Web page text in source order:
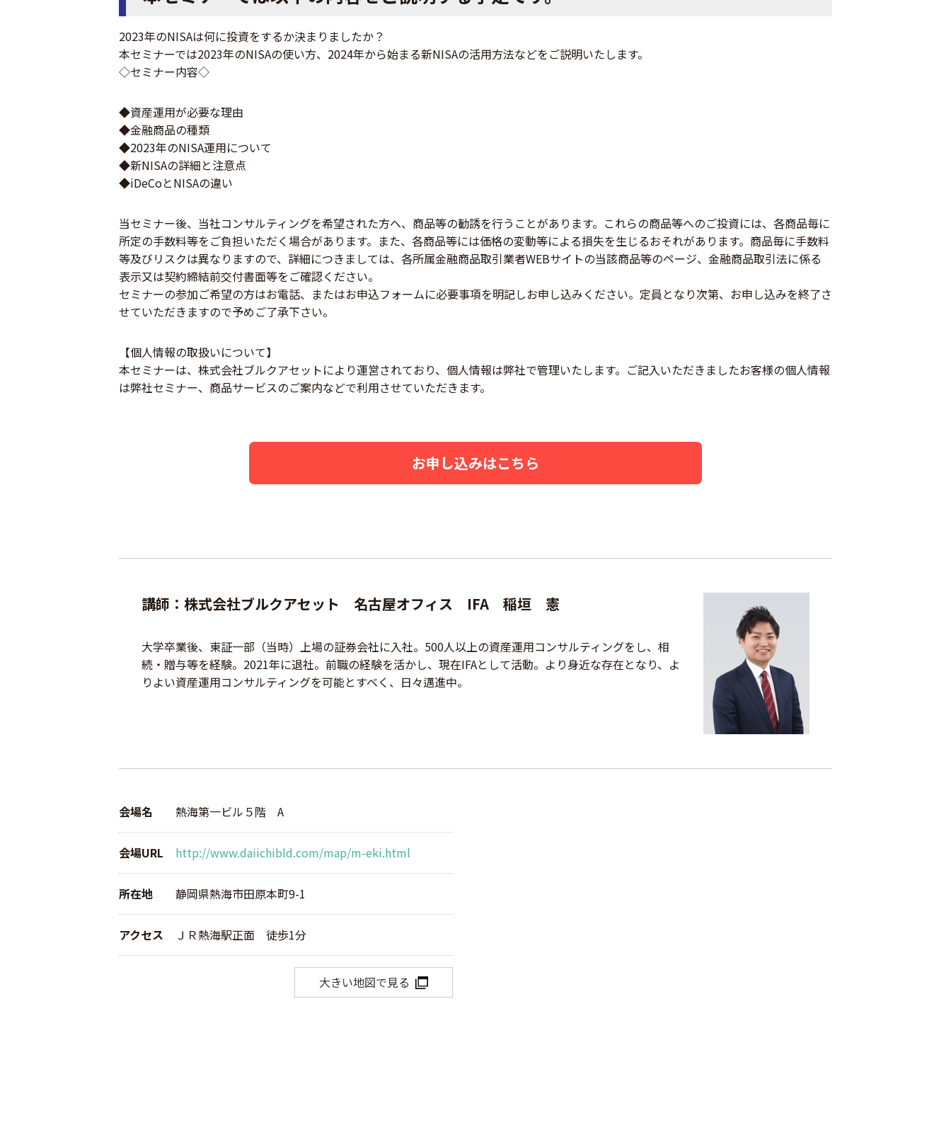
2023年のNISAは何に投資をするか決まりましたか？
本セミナーでは2023年のNISAの使い方、2024年から始まる新NISAの活用方法などをご説明いたします。
◇セミナー内容◇
◆資産運用が必要な理由
◆金融商品の種類
◆2023年のNISA運用について
◆新NISAの詳細と注意点
◆iDeCoとNISAの違い
当セミナー後、当社コンサルティングを希望された方へ、商品等の勧誘を行うことがあります。これらの商品等へのご投資には、各商品毎に
所定の手数料等をご負担いただく場合があります。また、各商品等には価格の変動等による損失を生じるおそれがあります。商品毎に手数料
等及びリスクは異なりますので、詳細につきましては、各所属金融商品取引業者WEBサイトの当該商品等のページ、金融商品取引法に係る
表示又は契約締結前交付書面等をご確認ください。
セミナーの参加ご希望の方はお電話、またはお申込フォームに必要事項を明記しお申し込みください。定員となり次第、お申し込みを終了さ
せていただきますので予めご了承下さい。
【個人情報の取扱いについて】
本セミナーは、株式会社ブルクアセットにより運営されており、個人情報は弊社で管理いたします。ご記入いただきましたお客様の個人情報
は弊社セミナー、商品サービスのご案内などで利用させていただきます。
お申し込みはこちら
講師：株式会社ブルクアセット 名古屋オフィス IFA 稲垣 憲
大学卒業後、東証一部（当時）上場の証券会社に入社。500人以上の資産運用コンサルティングをし、相
続・贈与等を経験。2021年に退社。前職の経験を活かし、現在IFAとして活動。より身近な存在となり、よ
りよい資産運用コンサルティングを可能とすべく、日々邁進中。
会場名 熱海第一ビル５階 A
会場URL http://www.daiichibld.com/map/m-eki.html
所在地 静岡県熱海市田原本町9-1
アクセス ＪＲ熱海駅正面 徒歩1分
大きい地図で見る